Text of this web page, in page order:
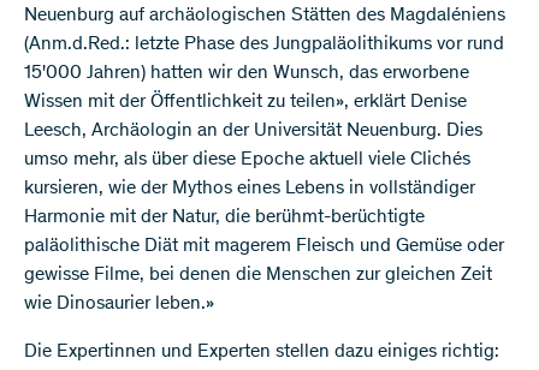
Neuenburg auf archäologischen Stätten des Magdaléniens
(Anm.d.Red.: letzte Phase des Jungpaläolithikums vor rund
15'000 Jahren) hatten wir den Wunsch, das erworbene
Wissen mit der Öffentlichkeit zu teilen», erklärt Denise
Leesch, Archäologin an der Universität Neuenburg. Dies
umso mehr, als über diese Epoche aktuell viele Clichés
kursieren, wie der Mythos eines Lebens in vollständiger
Harmonie mit der Natur, die berühmt-berüchtigte
paläolithische Diät mit magerem Fleisch und Gemüse oder
gewisse Filme, bei denen die Menschen zur gleichen Zeit
wie Dinosaurier leben.»
Die Expertinnen und Experten stellen dazu einiges richtig: